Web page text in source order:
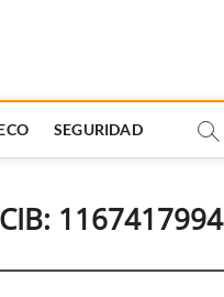
SEGURIDAD
CIB: 1167417994